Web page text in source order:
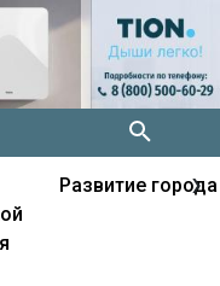
Развитие города
›